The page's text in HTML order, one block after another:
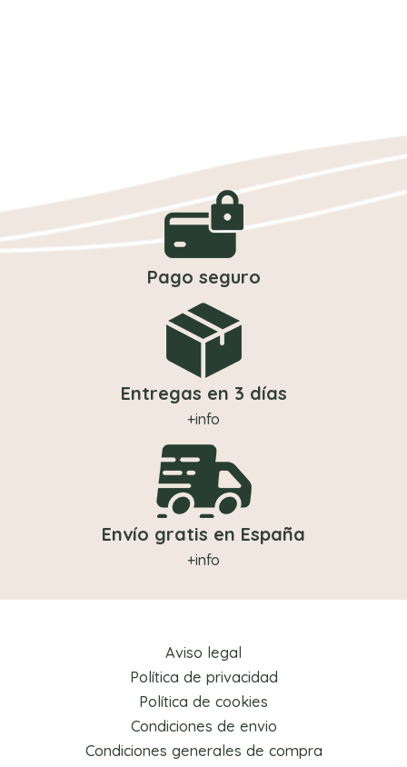
Pago seguro
Entregas en 3 días
+info
Envío gratis en España
+info
Aviso legal
Política de privacidad
Política de cookies
Condiciones de envio
Condiciones generales de compra